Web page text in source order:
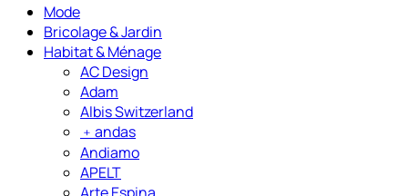
Mode
Bricolage & Jardin
Habitat & Ménage
AC Design
Adam
Albis Switzerland
﹢ andas
Andiamo
APELT